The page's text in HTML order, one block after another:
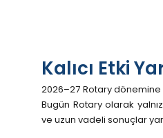
Kalıcı Etki
2026–27 Rotary
Bugün Rotary olarak
ve uzun vadeli sonuçlar